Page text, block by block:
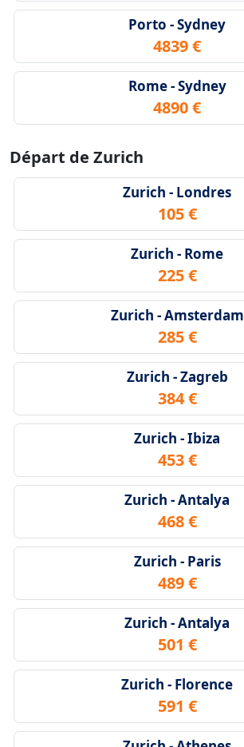
Porto - Sydney
4839 €
Rome - Sydney
4890 €
Départ de Zurich
Zurich - Londres
105 €
Zurich - Rome
225 €
Zurich - Amsterdam
285 €
Zurich - Zagreb
384 €
Zurich - Ibiza
453 €
Zurich - Antalya
468 €
Zurich - Paris
489 €
Zurich - Antalya
501 €
Zurich - Florence
591 €